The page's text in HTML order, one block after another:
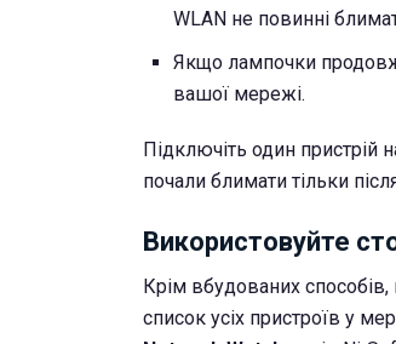
WLAN не повинні
Якщо лампочки
вашої мережі.
Підключіть один пристрій
почали блимати тільки
Використовуйте
Крім вбудованих
список усіх пристроїв у